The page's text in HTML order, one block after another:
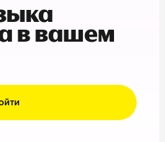
в вашем